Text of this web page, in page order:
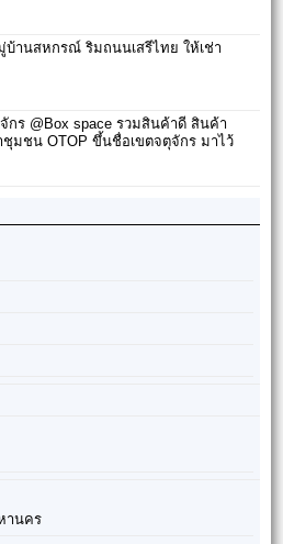
านสหกรณ์ ริมถนนเสรีไทย ให้เช่า
กร @Box space รวมสินค้าดี สินค้า
ชุมชน OTOP ขึ้นชื่อเขตจตุจักร มาไว้
านคร